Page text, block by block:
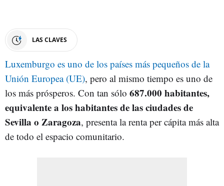
LAS CLAVES
Luxemburgo es uno de los países más pequeños de la
Unión Europea (UE), pero al mismo tiempo es uno de
los más prósperos. Con tan sólo 687.000 habitantes,
equivalente a los habitantes de las ciudades de
Sevilla o Zaragoza, presenta la renta per cápita más alta
de todo el espacio comunitario.